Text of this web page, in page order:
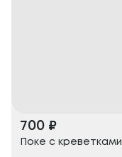
700 ₽
Поке с креветками